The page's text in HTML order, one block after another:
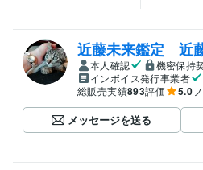
近藤未来鑑定 近
本人確認
機密保持
インボイス発行事業者
総販売実績893評価 5.0
メッセージを送る